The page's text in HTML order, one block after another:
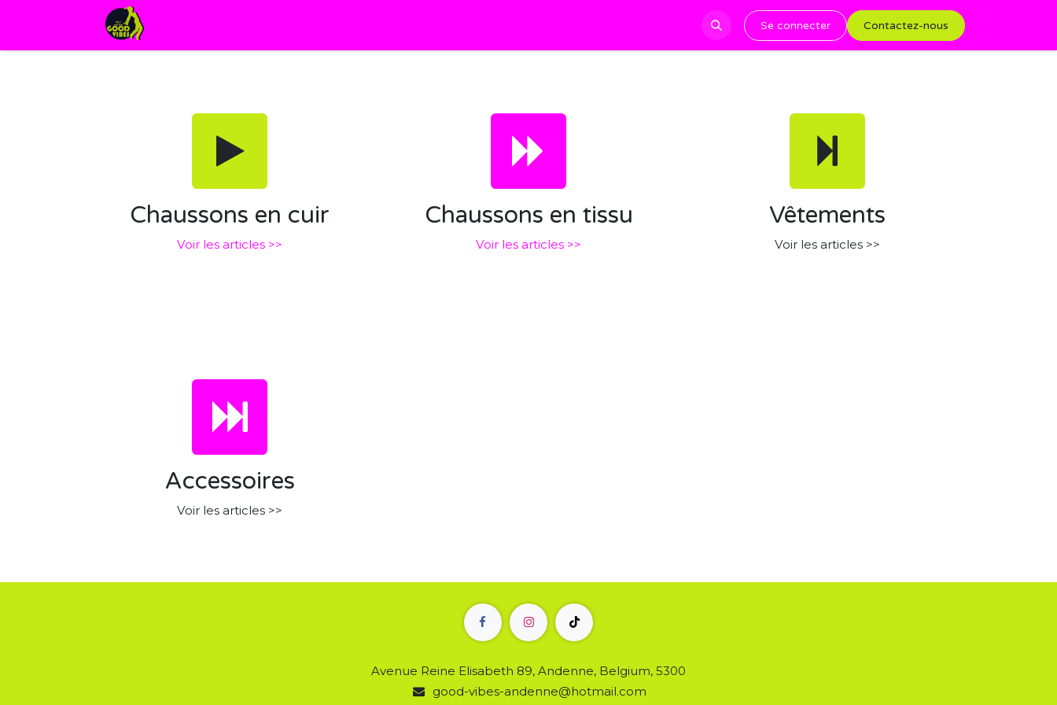
Se connecter Contactez-nous
Chaussons en cuir
Voir les articles >>
Chaussons en tissu
Voir les articles >>
Vêtements
Voir les articles >>
Accessoires
Voir les articles >>
Avenue Reine Elisabeth 89, Andenne, Belgium, 5300
good-vibes-andenne@hotmail.com